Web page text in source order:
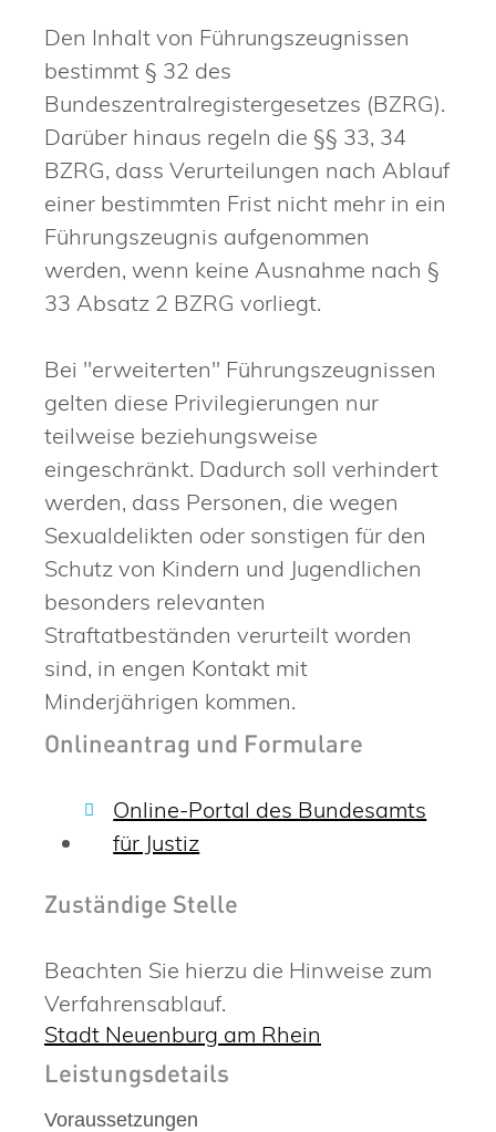
Den Inhalt von Führungszeugnissen
bestimmt § 32 des
Bundeszentralregistergesetzes (BZRG).
Darüber hinaus regeln die §§ 33, 34
BZRG, dass Verurteilungen nach Ablauf
einer bestimmten Frist nicht mehr in ein
Führungszeugnis aufgenommen
werden, wenn keine Ausnahme nach §
33 Absatz 2 BZRG vorliegt.
Bei "erweiterten" Führungszeugnissen
gelten diese Privilegierungen nur
teilweise beziehungsweise
eingeschränkt. Dadurch soll verhindert
werden, dass Personen, die wegen
Sexualdelikten oder sonstigen für den
Schutz von Kindern und Jugendlichen
besonders relevanten
Straftatbeständen verurteilt worden
sind, in engen Kontakt mit
Minderjährigen kommen.
Onlineantrag und Formulare
Online-Portal des Bundesamts
für Justiz
Zuständige Stelle
Beachten Sie hierzu die Hinweise zum
Verfahrensablauf.
Stadt Neuenburg am Rhein
Leistungsdetails
Voraussetzungen